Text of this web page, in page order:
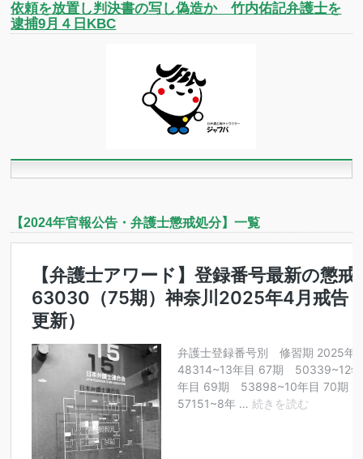
依頼を放置し判決書の写し偽造か 竹内佑記弁護士を
逮捕9月４日KBC
【2024年官報公告・弁護士懲戒処分】一覧